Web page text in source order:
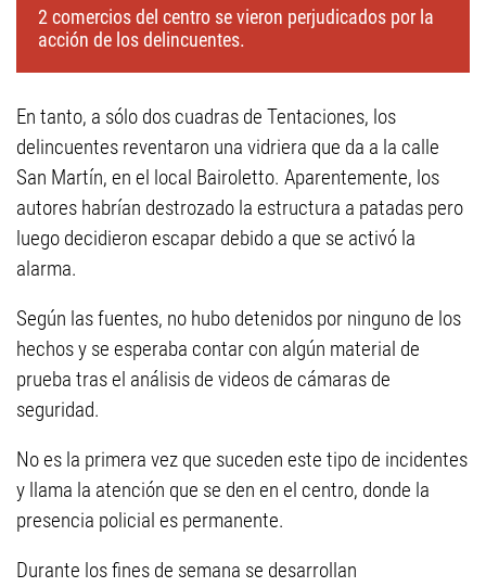
2 comercios del centro se vieron perjudicados por la
acción de los delincuentes.
En tanto, a sólo dos cuadras de Tentaciones, los
delincuentes reventaron una vidriera que da a la calle
San Martín, en el local Bairoletto. Aparentemente, los
autores habrían destrozado la estructura a patadas pero
luego decidieron escapar debido a que se activó la
alarma.
Según las fuentes, no hubo detenidos por ninguno de los
hechos y se esperaba contar con algún material de
prueba tras el análisis de videos de cámaras de
seguridad.
No es la primera vez que suceden este tipo de incidentes
y llama la atención que se den en el centro, donde la
presencia policial es permanente.
Durante los fines de semana se desarrollan